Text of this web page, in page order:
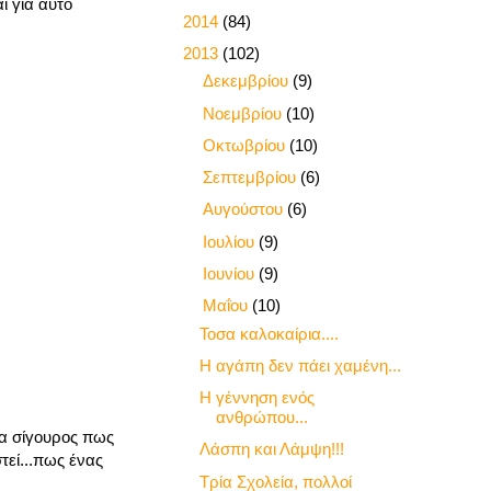
για αυτό
σίγουρος πως
ένας
2014 (84)
2013 (102)
Δεκεμβρίου (9)
Νοεμβρίου (10)
Οκτωβρίου (10)
Σεπτεμβρίου (6)
Αυγούστου (6)
Ιουλίου (9)
Ιουνίου (9)
Μαΐου (10)
Τοσα καλοκαίρια....
Η αγάπη δεν πάει χαμένη...
Η γέννηση ενός
ανθρώπου...
Λάσπη και Λάμψη!!!
Τρία Σχολεία, πολλοί